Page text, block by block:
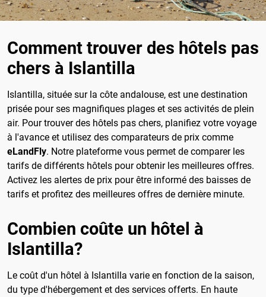
Comment trouver des hôtels pas
chers à Islantilla
Islantilla, située sur la côte andalouse, est une destination
prisée pour ses magnifiques plages et ses activités de plein
air. Pour trouver des hôtels pas chers, planifiez votre voyage
à l'avance et utilisez des comparateurs de prix comme
eLandFly. Notre plateforme vous permet de comparer les
tarifs de différents hôtels pour obtenir les meilleures offres.
Activez les alertes de prix pour être informé des baisses de
tarifs et profitez des meilleures offres de dernière minute.
Combien coûte un hôtel à
Islantilla?
Le coût d'un hôtel à Islantilla varie en fonction de la saison,
du type d'hébergement et des services offerts. En haute